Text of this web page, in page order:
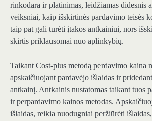
rinkodara ir platinimas, leidžiamas didesnis
veiksniai, kaip išskirtinės pardavimo teisės
taip pat gali turėti įtakos antkainiui, nors
skirtis priklausomai nuo aplinkybių.
Taikant Cost-plus metodą perdavimo kaina
apskaičiuojant pardavėjo išlaidas ir
antkainį. Antkainis nustatomas taikant tuos
ir perpardavimo kainos metodas.
išlaidas, reikia nuodugniai peržiūrėti